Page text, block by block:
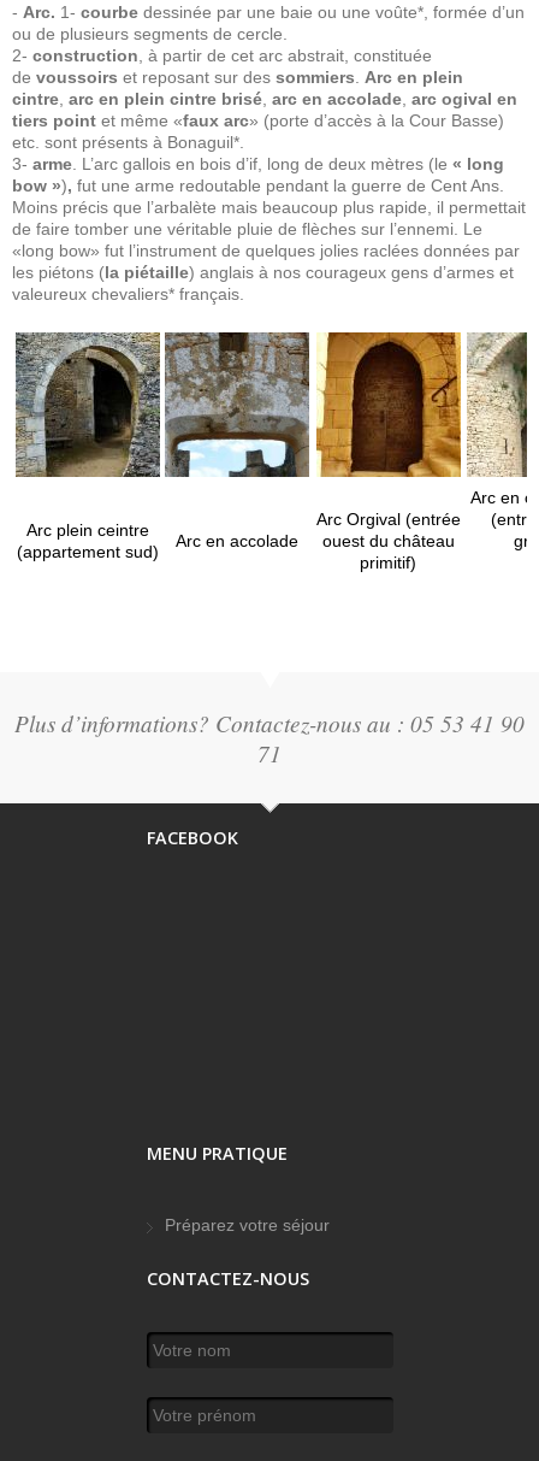
- Arc. 1- courbe dessinée par une baie ou une voûte*, formée d’un
ou de plusieurs segments de cercle.
2- construction , à partir de cet arc abstrait, constituée
de voussoirs et reposant sur des sommiers
Arc en plein
cintre arc en plein cintre brisé arc en accolade arc ogival en
tiers point et même «faux arc» (porte d’accès à la Cour Basse)
etc. sont présents à Bonaguil*.
3- arme . L’arc gallois en bois d’if, long de deux mètres (le « long
bow »), fut une arme redoutable pendant la guerre de Cent Ans.
Moins précis que l’arbalète mais beaucoup plus rapide, il permettait
de faire tomber une véritable pluie de flèches sur l’ennemi. Le
«long bow» fut l’instrument de quelques jolies raclées données par
les piétons (la piétaille) anglais à nos courageux gens d’armes et
valeureux chevaliers* français.
Arc plein ceintre
(appartement sud)
Arc en accolade
Arc Orgival (entrée
ouest du château
primitif)
Arc en
Plus d’informations? Contactez-nous au : 05 53 41 90
71
FACEBOOK
MENU PRATIQUE
Préparez votre séjour
CONTACTEZ-NOUS
Votre nom
Votre prénom